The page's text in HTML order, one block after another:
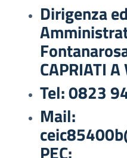
Dirigenza
CAPRIATI A
Tel: 0823
Mail: